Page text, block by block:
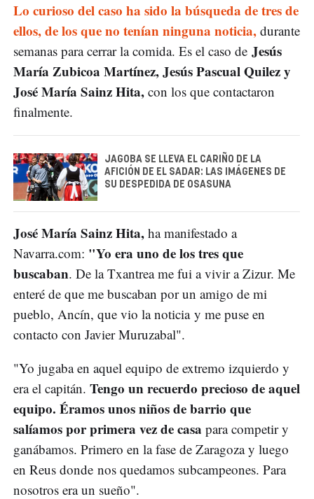
Lo curioso del caso ha sido la búsqueda de tres de
ellos, de los que no tenían ninguna noticia, durante
semanas para cerrar la comida. Es el caso de Jesús
María Zubicoa Martínez, Jesús Pascual Quilez y
José María Sainz Hita, con los que contactaron
finalmente.
JAGOBA SE LLEVA EL CARIÑO DE LA
AFICIÓN DE EL SADAR: LAS IMÁGENES DE
SU DESPEDIDA DE OSASUNA
José María Sainz Hita, ha manifestado a
Navarra.com: "Yo era uno de los tres que
buscaban. De la Txantrea me fui a vivir a Zizur. Me
enteré de que me buscaban por un amigo de mi
pueblo, Ancín, que vio la noticia y me puse en
contacto con Javier Muruzabal".
"Yo jugaba en aquel equipo de extremo izquierdo y
era el capitán. Tengo un recuerdo precioso de aquel
equipo. Éramos unos niños de barrio que
salíamos por primera vez de casa para competir y
ganábamos. Primero en la fase de Zaragoza y luego
en Reus donde nos quedamos subcampeones. Para
nosotros era un sueño".